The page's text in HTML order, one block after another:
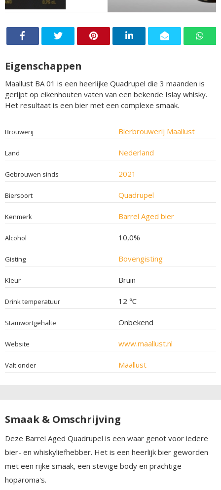
Eigenschappen
Maallust BA 01 is een heerlijke Quadrupel die 3 maanden is
gerijpt op eikenhouten vaten van een bekende Islay whisky.
Het resultaat is een bier met een complexe smaak.
Brouwerij Bierbrouwerij Maallust
Land Nederland
Gebrouwen sinds 2021
Biersoort Quadrupel
Kenmerk Barrel Aged bier
Alcohol 10,0%
Gisting Bovengisting
Kleur Bruin
Drink temperatuur 12 ℃
Stamwortgehalte Onbekend
Website www.maallust.nl
Valt onder Maallust
Smaak & Omschrijving
Deze Barrel Aged Quadrupel is een waar genot voor iedere
bier- en whiskyliefhebber. Het is een heerlijk bier geworden
met een rijke smaak, een stevige body en prachtige
hoparoma's.